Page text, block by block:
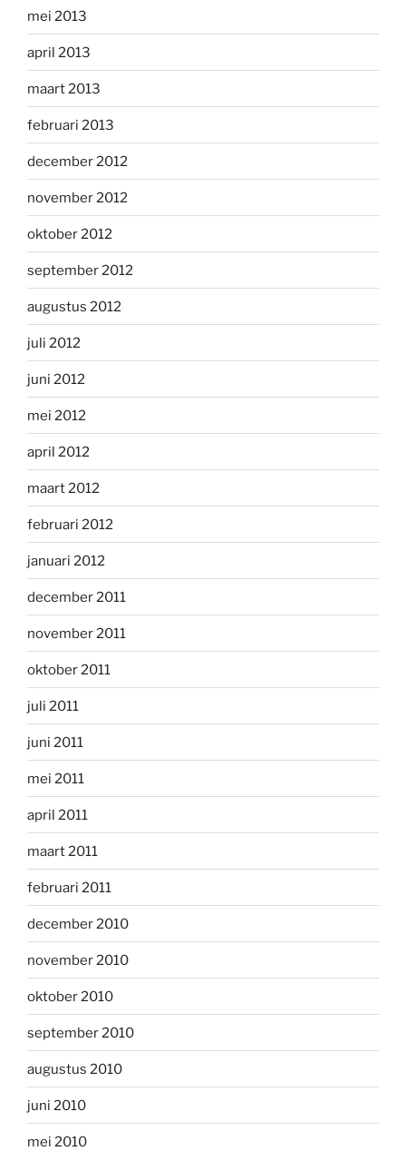
mei 2013
april 2013
maart 2013
februari 2013
december 2012
november 2012
oktober 2012
september 2012
augustus 2012
juli 2012
juni 2012
mei 2012
april 2012
maart 2012
februari 2012
januari 2012
december 2011
november 2011
oktober 2011
juli 2011
juni 2011
mei 2011
april 2011
maart 2011
februari 2011
december 2010
november 2010
oktober 2010
september 2010
augustus 2010
juni 2010
mei 2010